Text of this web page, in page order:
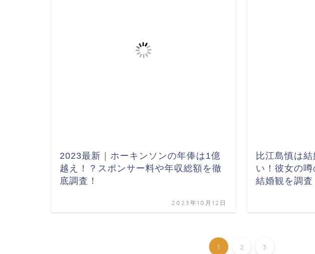
2023最新｜ホーキンソンの年俸は1億
越え！？スポンサー料や年収総額を徹
底調査！
2023年10月12日
比江島慎は
い！彼女の噂
結婚観を調査
1 2 3